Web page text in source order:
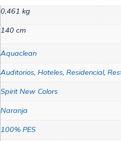
0,461 kg
140 cm
Aquaclean
Auditorios,Hoteles,Residencial,
Spirit New Colors
Naranja
100% PES